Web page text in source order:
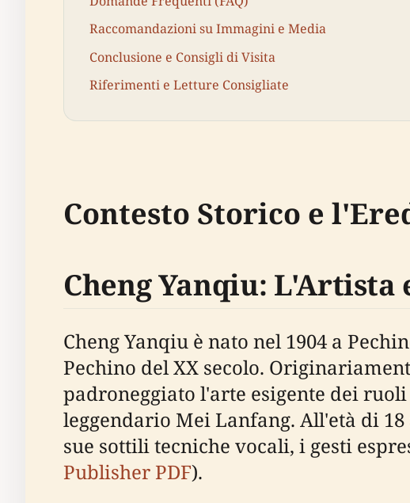
Raccomandazioni su Immagini e Media
Conclusione e Consigli di Visita
Riferimenti e Letture Consigliate
Contesto Storico e
Cheng Yanqiu: L'Artista
Cheng Yanqiu è nato nel 1904 a
Pechino del XX secolo.
padroneggiato l'arte esigente dei
leggendario Mei Lanfang. All'età di
sue sottili tecniche vocali, i gesti
Publisher PDF).